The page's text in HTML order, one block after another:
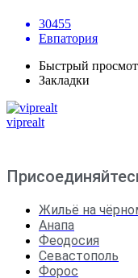
30455
Евпатория
Быстрый
Закладки
viprealt
Жильё на
Анапа
Феодосия
Севастополь
Форос